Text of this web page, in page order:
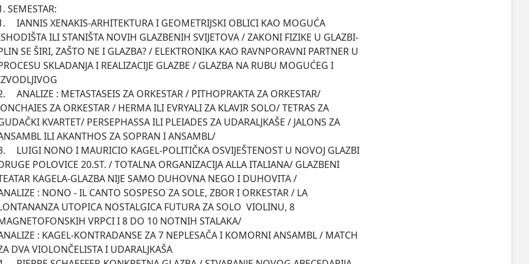
SEMESTAR:
OBLICI KAO MOGUĆA
ILI STANIŠTA NOVIH GLAZBENIH SVIJETOVA / ZAKONI FIZIKE U GLAZBI-
SE ŠIRI, ZAŠTO NE I GLAZBA? / ELEKTRONIKA KAO RAVNPORAVNI PARTNER U
SKLADANJA I REALIZACIJE GLAZBE / GLAZBA NA RUBU MOGUĆEG I
ZA ORKESTAR/
ZA ORKESTAR / HERMA ILI EVRYALI ZA KLAVIR SOLO/ TETRAS ZA
KVARTET/ PERSEPHASSA ILI PLEIADES ZA UDARALJKAŠE / JALONS ZA
ILI AKANTHOS ZA SOPRAN I ANSAMBL/
U NOVOJ GLAZBI
POLOVICE 20.ST. / TOTALNA ORGANIZACIJA ALLA ITALIANA/ GLAZBENI
KAGELA-GLAZBA NIJE SAMO DUHOVNA NEGO I DUHOVITA /
: NONO - IL CANTO SOSPESO ZA SOLE, ZBOR I ORKESTAR / LA
UTOPICA NOSTALGICA FUTURA ZA SOLO  VIOLINU, 8
VRPCI I 8 DO 10 NOTNIH STALAKA/
: KAGEL-KONTRADANSE ZA 7 NEPLESAČA I KOMORNI ANSAMBL / MATCH
DVA VIOLONČELISTA I UDARALJKAŠA